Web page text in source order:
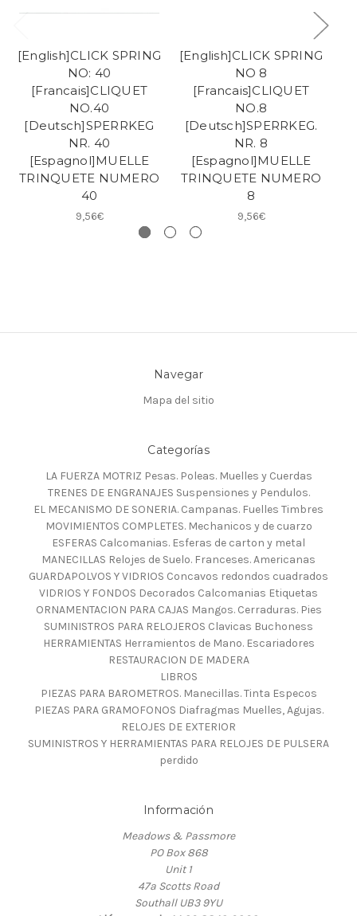
[English]CLICK SPRING
NO: 40
[Francais]CLIQUET
NO.40
[Deutsch]SPERRKEG
NR. 40
[Espagnol]MUELLE
TRINQUETE NUMERO
40
9,56€
[English]CLICK SPRING
NO 8
[Francais]CLIQUET
NO.8
[Deutsch]SPERRKEG.
NR. 8
[Espagnol]MUELLE
TRINQUETE NUMERO
8
9,56€
Navegar
Mapa del sitio
Categorías
LA FUERZA MOTRIZ Pesas. Poleas. Muelles y Cuerdas
TRENES DE ENGRANAJES Suspensiones y Pendulos.
EL MECANISMO DE SONERIA. Campanas. Fuelles Timbres
MOVIMIENTOS COMPLETES. Mechanicos y de cuarzo
ESFERAS Calcomanias. Esferas de carton y metal
MANECILLAS Relojes de Suelo. Franceses. Americanas
GUARDAPOLVOS Y VIDRIOS Concavos redondos cuadrados
VIDRIOS Y FONDOS Decorados Calcomanias Etiquetas
ORNAMENTACION PARA CAJAS Mangos. Cerraduras. Pies
SUMINISTROS PARA RELOJEROS Clavicas Buchoness
HERRAMIENTAS Herramientos de Mano. Escariadores
RESTAURACION DE MADERA
LIBROS
PIEZAS PARA BAROMETROS. Manecillas. Tinta Especos
PIEZAS PARA GRAMOFONOS Diafragmas Muelles, Agujas.
RELOJES DE EXTERIOR
SUMINISTROS Y HERRAMIENTAS PARA RELOJES DE PULSERA
perdido
Información
Meadows & Passmore
PO Box 868
Unit 1
47a Scotts Road
Southall UB3 9YU